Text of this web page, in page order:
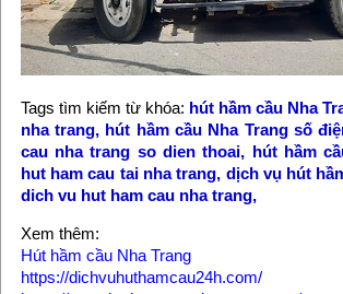
Tags tìm kiếm từ khóa: hút hầm cầu Nha
nha trang, hút hầm cầu Nha Trang số
cau nha trang so dien thoai, hút hầm
hut ham cau tai nha trang, dịch vụ hút
dich vu hut ham cau nha trang,
Xem thêm:
Hút hầm cầu Nha Trang
https://dichvuhuthamcau24h.com/